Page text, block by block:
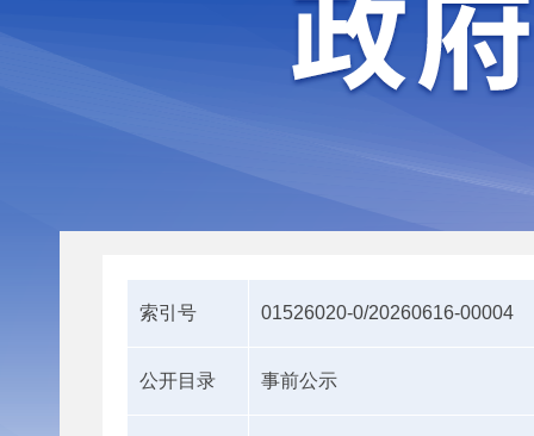
索引号 01526020-0/20260616-00004
公开目录 事前公示